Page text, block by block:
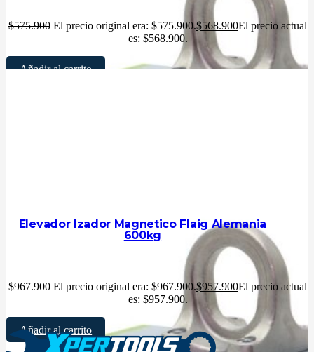
$575.900 El precio original era: $575.900.$568.900El precio actual
es: $568.900.
Añadir al carrito
Elevador Izador Magnetico Flaig Alemania
600kg
$967.900 El precio original era: $967.900.$957.900El precio actual
es: $957.900.
Añadir al carrito